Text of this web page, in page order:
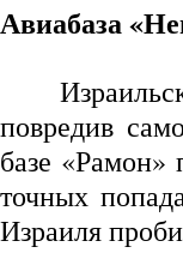
Авиабаза
повредив
базе
точных
Израиля